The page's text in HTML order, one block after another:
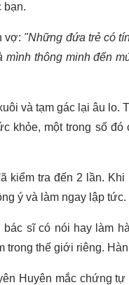
bạn.
vợ: "Những đứa trẻ có
mình thông minh đến
và tạm gác lại âu lo.
khỏe, một trong số
kiểm tra đến 2 lần.
ý và làm ngay lập tức.
sĩ có nói hay làm
thế giới riêng.
Huyên mắc chứng